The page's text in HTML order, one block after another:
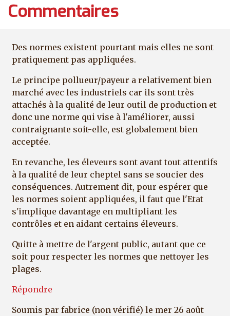
Commentaires
Des normes existent pourtant mais elles ne sont
pratiquement pas appliquées.
Le principe pollueur/payeur a relativement bien
marché avec les industriels car ils sont très
attachés à la qualité de leur outil de production et
donc une norme qui vise à l'améliorer, aussi
contraignante soit-elle, est globalement bien
acceptée.
En revanche, les éleveurs sont avant tout attentifs
à la qualité de leur cheptel sans se soucier des
conséquences. Autrement dit, pour espérer que
les normes soient appliquées, il faut que l'Etat
s'implique davantage en multipliant les
contrôles et en aidant certains éleveurs.
Quitte à mettre de l'argent public, autant que ce
soit pour respecter les normes que nettoyer les
plages.
Répondre
Soumis par fabrice (non vérifié) le mer 26 août